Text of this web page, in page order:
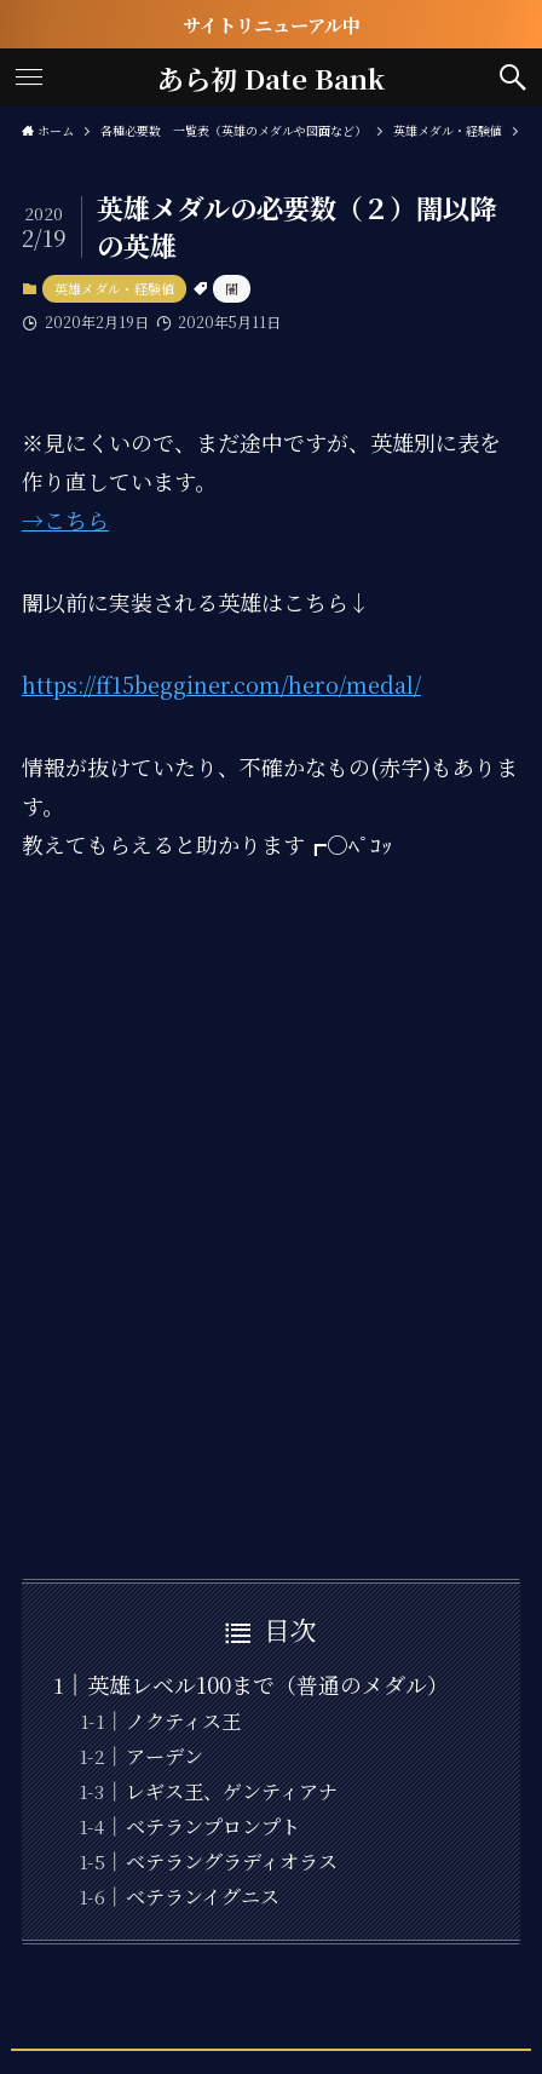
サイトリニューアル中
あら初 Date Bank
ホーム 各種必要数 一覧表（英雄のメダルや図面など） 英雄メダル・経験値
英雄メダルの必要数（２）闇以降
の英雄
2020
2/19
英雄メダル・経験値 闇
2020年2月19日 2020年5月11日
※見にくいので、まだ途中ですが、英雄別に表を
作り直しています。
→こちら
闇以前に実装される英雄はこちら↓
https://ff15begginer.com/hero/medal/
情報が抜けていたり、不確かなもの(赤字)もありま
す。
教えてもらえると助かります┏○ﾍﾟｺｯ
目次
英雄レベル100まで（普通のメダル）
ノクティス王
アーデン
レギス王、ゲンティアナ
ベテランプロンプト
ベテラングラディオラス
ベテランイグニス